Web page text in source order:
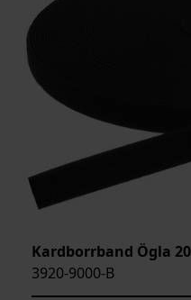
Kardborrband Ögla
3920-9000-B